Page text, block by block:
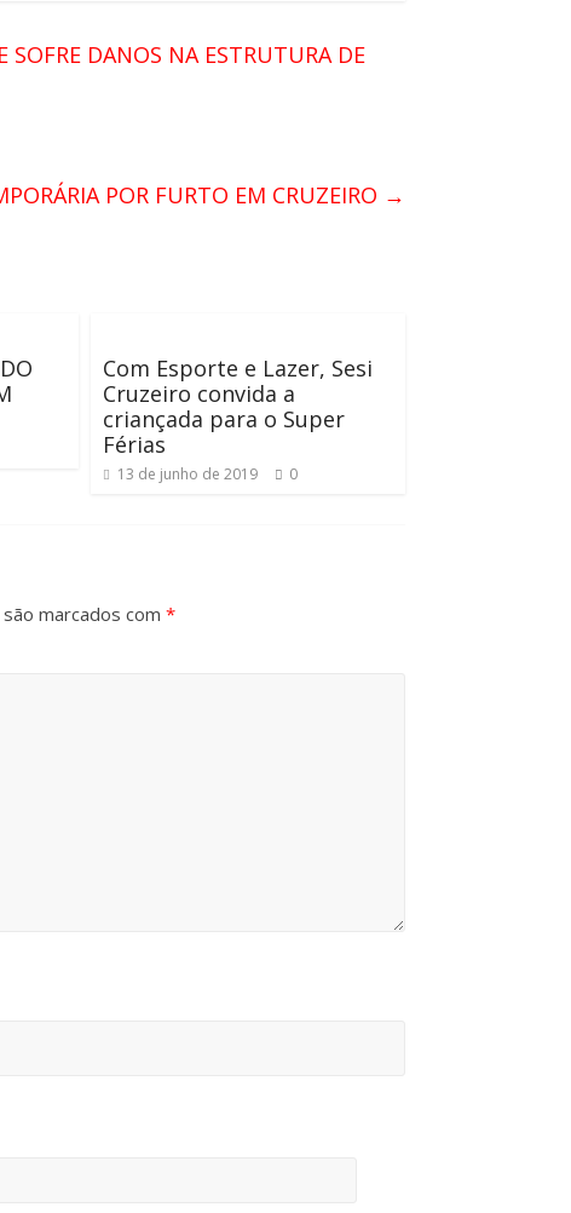
SOFRE DANOS NA ESTRUTURA DE
POR FURTO EM CRUZEIRO →
Com Esporte e Lazer, Sesi
Cruzeiro convida a
criançada para o Super
Férias
13 de junho de 2019 0
marcados com *